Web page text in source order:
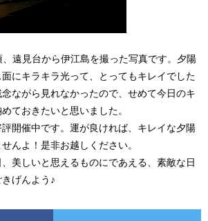
遠見台から伊江島を撮った写真です。夕陽
にキラキラ光って、とってもキレイでした
ながら見れなかったので、せめて今日のキ
ておきたいと思いました。
開催中です。運が良ければ、キレイな夕陽
んよ！是非お越しください。
美しいと思えるものにであえる、素敵な日
げんよう♪